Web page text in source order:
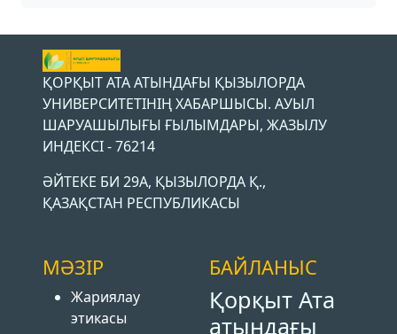
ҚОРҚЫТ АТА АТЫНДАҒЫ ҚЫЗЫЛОРДА
УНИВЕРСИТЕТІНІҢ ХАБАРШЫСЫ. АУЫЛ
ШАРУАШЫЛЫҒЫ ҒЫЛЫМДАРЫ, ЖАЗЫЛУ
ИНДЕКСІ - 76214
ӘЙТЕКЕ БИ 29А, ҚЫЗЫЛОРДА Қ.,
ҚАЗАҚСТАН РЕСПУБЛИКАСЫ
МӘЗІР
Жариялау
этикасы
БАЙЛАНЫС
Қорқыт Ата
атындағы